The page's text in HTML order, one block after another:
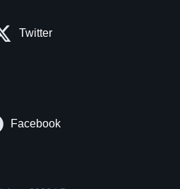
Twitter
Facebook